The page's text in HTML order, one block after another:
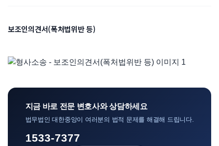
법률 블로그
뉴스레터/브로슈어
보조인의견서(폭처법위반 등)
지금 바로 전문 변호사와 상담하세요
법무법인 대한중앙이 여러분의 법적 문제를 해결해 드립니다.
1533-7377